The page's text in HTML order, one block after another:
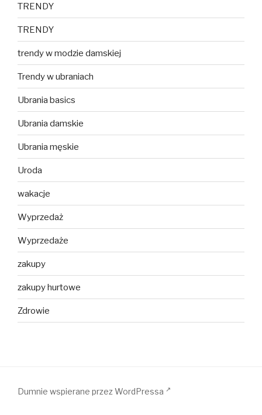
TRENDY
TRENDY
trendy w modzie damskiej
Trendy w ubraniach
Ubrania basics
Ubrania damskie
Ubrania męskie
Uroda
wakacje
Wyprzedaż
Wyprzedaże
zakupy
zakupy hurtowe
Zdrowie
Dumnie wspierane przez WordPressa